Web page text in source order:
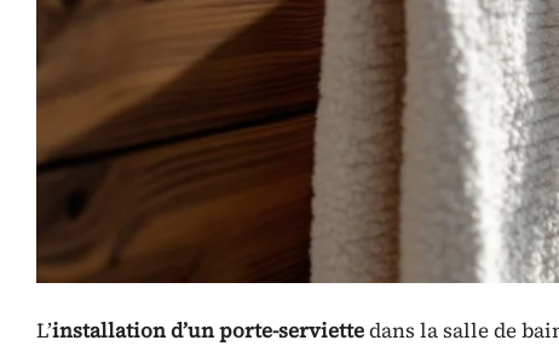
L’installation d’un porte-serviettedans la salle de